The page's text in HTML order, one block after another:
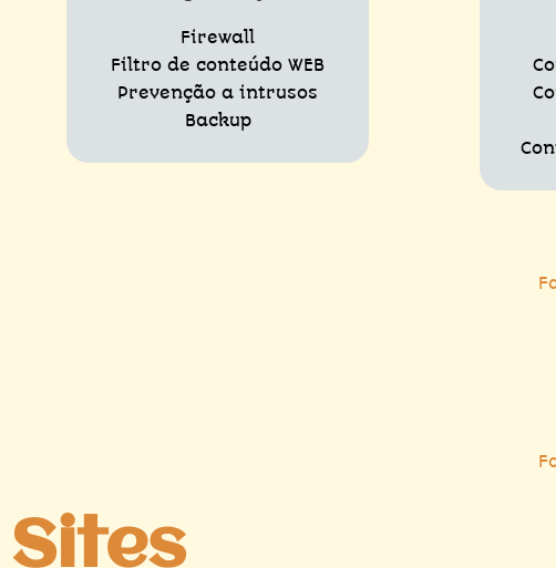
Firewall
Filtro de conteúdo WEB
Prevenção a intrusos
Backup
Sites